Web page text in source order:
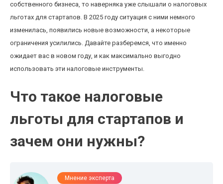
собственного бизнеса, то наверняка уже слышали о налоговых
льготах для стартапов. В 2025 году ситуация с ними немного
изменилась, появились новые возможности, а некоторые
ограничения усилились. Давайте разберемся, что именно
ожидает вас в новом году, и как максимально выгодно
использовать эти налоговые инструменты.
Что такое налоговые
льготы для стартапов и
зачем они нужны?
Мнение эксперта